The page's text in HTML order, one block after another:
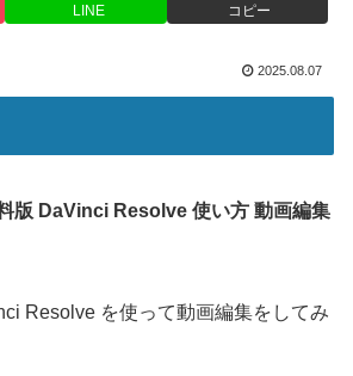
LINE コピー
2025.08.07
版 DaVinci Resolve 使い方 動画編集
Resolve を使って動画編集をしてみ